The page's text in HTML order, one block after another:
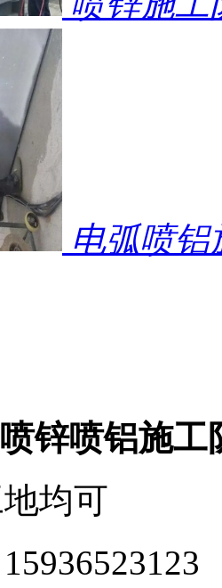
电弧喷铝
喷锌喷铝施工
均可
15936523123